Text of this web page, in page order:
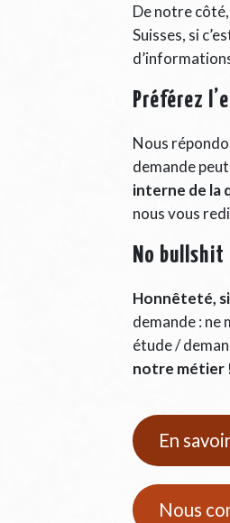
De notre
Suisses, si
Préférez
Nous
demande peut
interne de la
nous vous
No
Honnêteté,
demande : ne
étude /
notre métier
En
Nous